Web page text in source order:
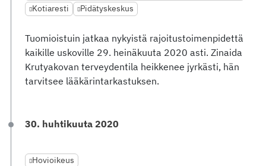
Kotiaresti
Pidätyskeskus
Tuomioistuin jatkaa nykyistä rajoitustoimenpidettä
kaikille uskoville 29. heinäkuuta 2020 asti. Zinaida
Krutyakovan terveydentila heikkenee jyrkästi, hän
tarvitsee lääkärintarkastuksen.
30. huhtikuuta 2020
Hovioikeus